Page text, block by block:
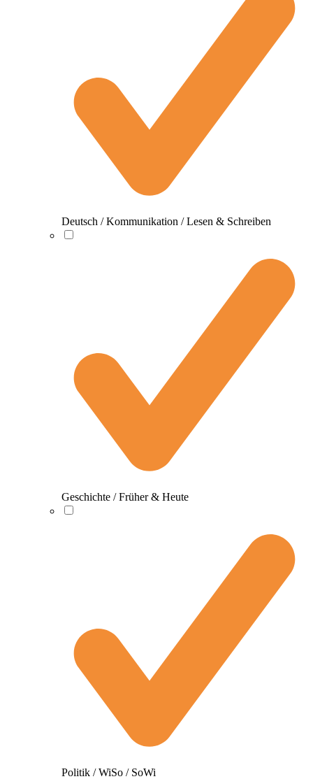
Deutsch / Kommunikation / Lesen & Schreiben
Geschichte / Früher & Heute
Politik / WiSo / SoWi